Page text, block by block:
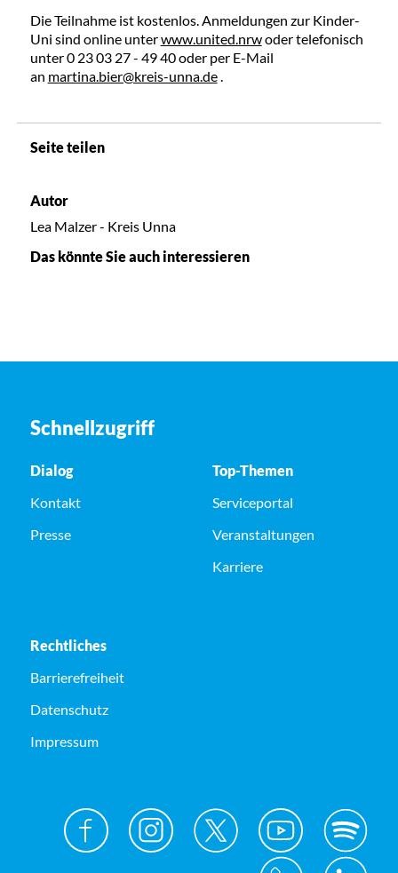
Die Teilnahme ist kostenlos. Anmeldungen zur Kinder-
Uni sind online unterwww.united.nrwoder telefonisch
unter 0 23 03 27 - 49 40 oder per E-Mail
an martina.bier@kreis-unna.de.
Seite teilen
Autor
Lea Malzer - Kreis Unna
Das könnte Sie auch interessieren
Schnellzugriff
Dialog
Kontakt
Presse
Top-Themen
Serviceportal
Veranstaltungen
Karriere
Rechtliches
Barrierefreiheit
Datenschutz
Impressum